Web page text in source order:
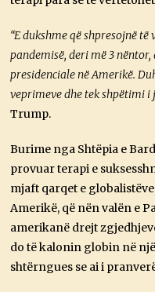
“E dukshme që shpresojnë
pandemisë, deri më 3 nëntor,
presidenciale në Amerikë.
veprimeve dhe tek shpëtimi i
Trump.
Burime nga Shtëpia e
provuar terapi e
mjaft qarqet e
Amerikë, që nën valën e
amerikanë drejt
do të kalonin globin në një
shtërngues se ai i